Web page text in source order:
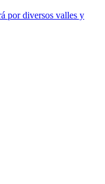
por diversos valles y